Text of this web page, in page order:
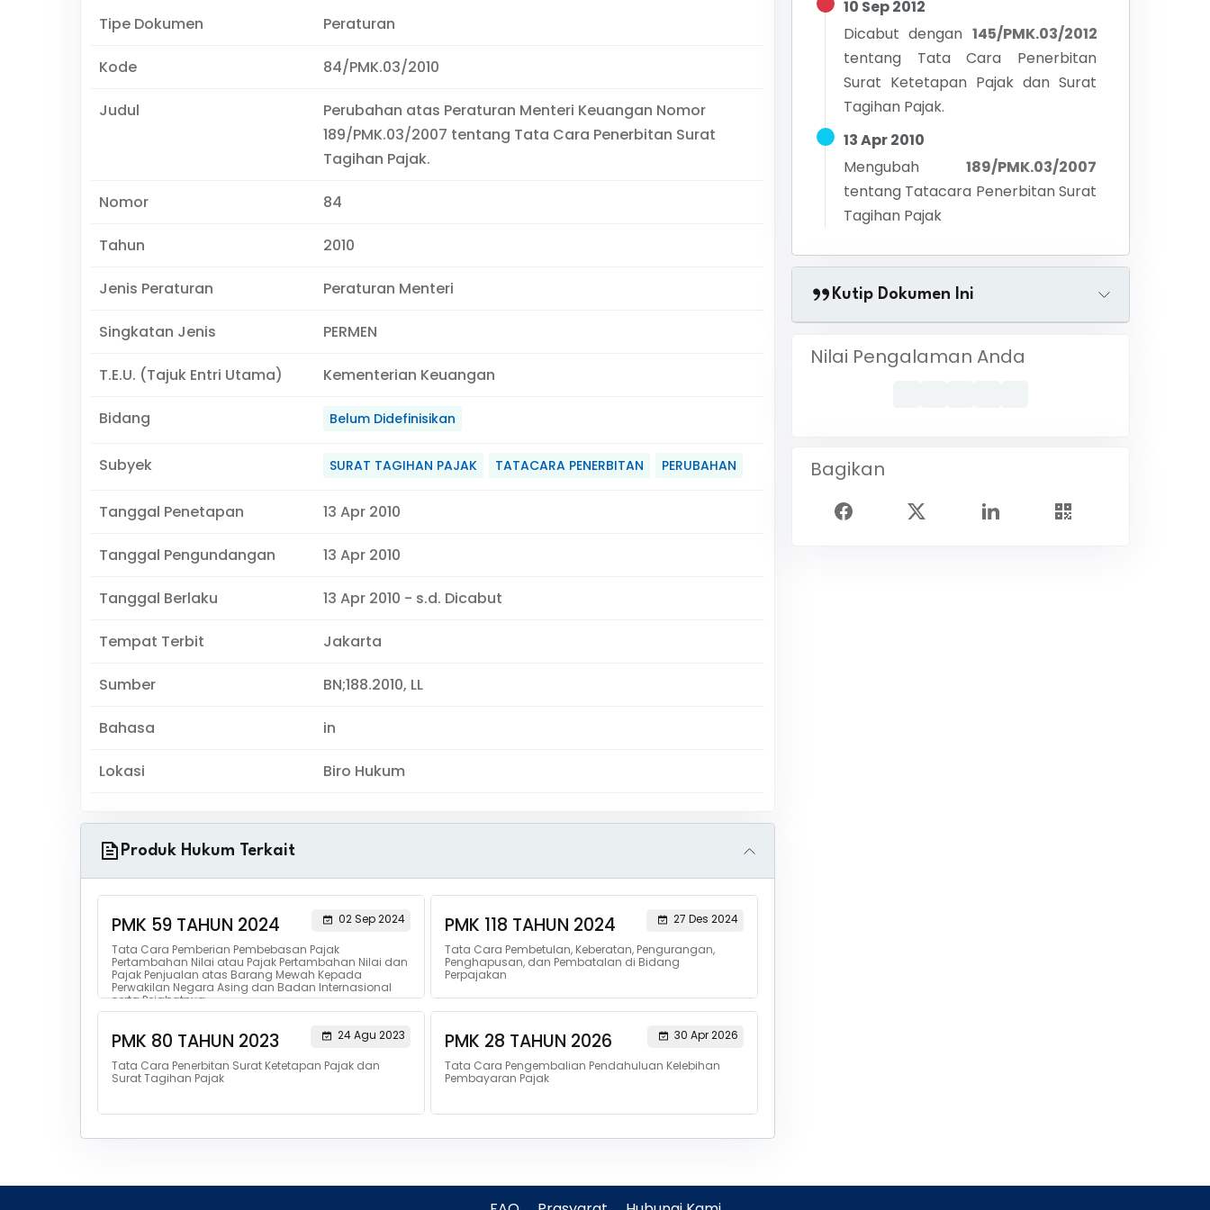
Tipe Dokumen Peraturan
Kode 84/PMK.03/2010
Judul
Perubahan atas Peraturan Menteri Keuangan Nomor
189/PMK.03/2007 tentang Tata Cara Penerbitan Surat
Tagihan Pajak.
Nomor 84
Tahun 2010
Jenis Peraturan Peraturan Menteri
Singkatan Jenis PERMEN
T.E.U. (Tajuk Entri Utama) Kementerian Keuangan
Bidang Belum Didefinisikan
Subyek SURAT TAGIHAN PAJAK TATACARA PENERBITAN PERUBAHAN
Tanggal Penetapan 13 Apr 2010
Tanggal Pengundangan 13 Apr 2010
Tanggal Berlaku 13 Apr 2010 - s.d. Dicabut
Tempat Terbit Jakarta
Sumber BN;188.2010, LL
Bahasa in
Lokasi Biro Hukum
Produk Hukum Terkait
PMK 59 TAHUN 2024
02 Sep 2024
Tata Cara Pemberian Pembebasan Pajak
Pertambahan Nilai atau Pajak Pertambahan Nilai dan
Pajak Penjualan atas Barang Mewah Kepada
Perwakilan Negara Asing dan Badan Internasional
serta Pejabatnya
PMK 118 TAHUN 2024
27 Des 2024
Tata Cara Pembetulan, Keberatan, Pengurangan,
Penghapusan, dan Pembatalan di Bidang
Perpajakan
PMK 80 TAHUN 2023
24 Agu 2023
Tata Cara Penerbitan Surat Ketetapan Pajak dan
Surat Tagihan Pajak
PMK 28 TAHUN 2026
30 Apr 2026
Tata Cara Pengembalian Pendahuluan Kelebihan
Pembayaran Pajak
10 Sep 2012
Dicabut dengan 145/PMK.03/2012
tentang Tata Cara Penerbitan
Surat Ketetapan Pajak dan Surat
Tagihan Pajak.
13 Apr 2010
Mengubah
189/PMK.03/2007
tentang Tatacara Penerbitan Surat
Tagihan Pajak
Kutip Dokumen Ini
Nilai Pengalaman Anda
Bagikan